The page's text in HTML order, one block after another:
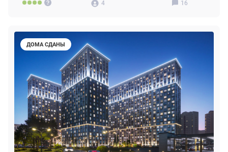
4 16
ДОМА СДАНЫ